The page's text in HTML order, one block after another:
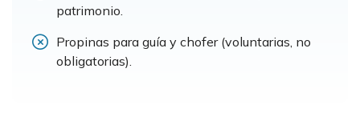
patrimonio.
Propinas para guía y chofer (voluntarias, no
obligatorias).